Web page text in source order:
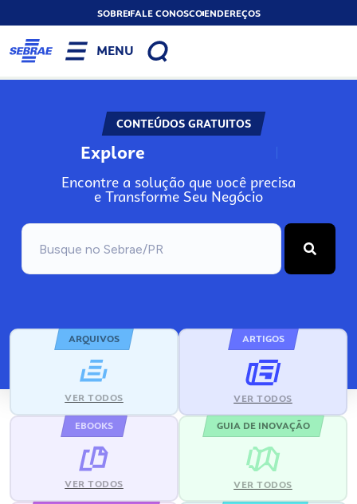
SOBREFALE CONOSCOENDEREÇOS
MENU
CONTEÚDOS GRATUITOS
Explore N
Encontre a solução que você precisa
e Transforme Seu Negócio
ARQUIVOS
VER TODOS
ARTIGOS
VER TODOS
EBOOKS
VER TODOS
GUIA DE INOVAÇÃO
VER TODOS